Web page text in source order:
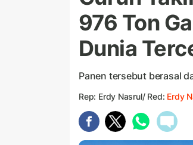
976 Ton
Dunia
Panen tersebut berasal
Rep: Erdy Nasrul/ Red: Erdy